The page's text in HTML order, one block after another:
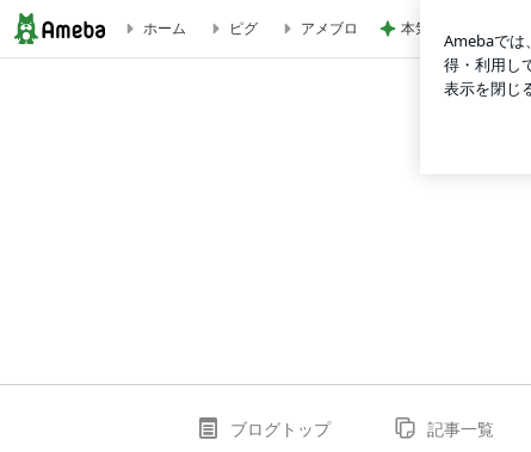
今年は小学生のお問い合わせが多いです。中学に入っての
ホーム ピグ アメブロ 本気で悩んでいるウ
ブログトップ 記事一覧